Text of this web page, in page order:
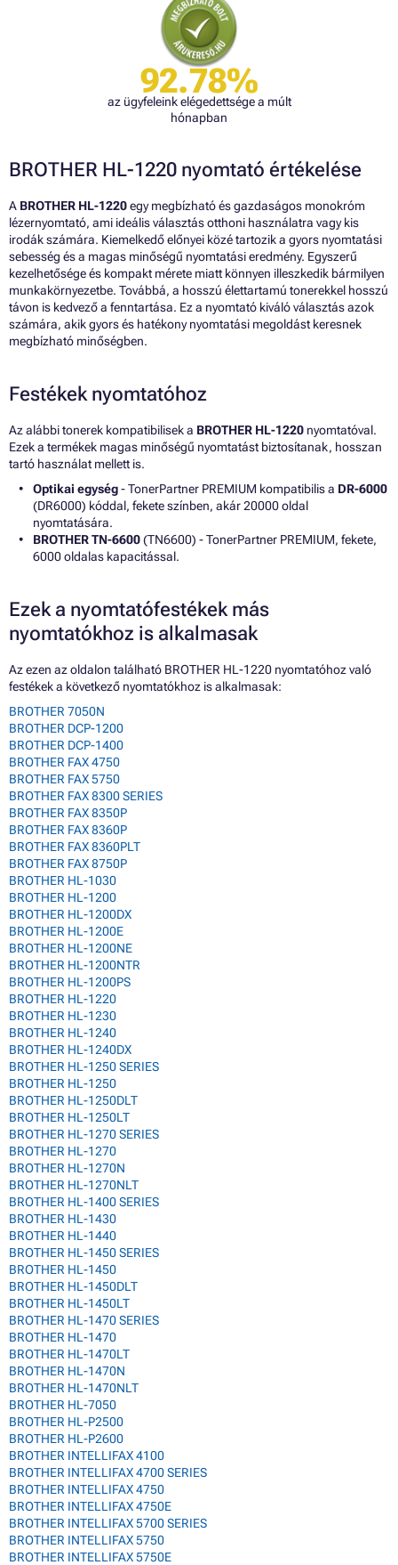
92.78%
az ügyfeleink elégedettsége a múlt
hónapban
BROTHER HL-1220 nyomtató értékelése
A BROTHER HL-1220egy megbízható és gazdaságos monokróm
lézernyomtató, ami ideális választás otthoni használatra vagy kis
irodák számára. Kiemelkedő előnyei közé tartozik a gyors nyomtatási
sebesség és a magas minőségű nyomtatási eredmény. Egyszerű
kezelhetősége és kompakt mérete miatt könnyen illeszkedik bármilyen
munkakörnyezetbe. Továbbá, a hosszú élettartamú tonerekkel hosszú
távon is kedvező a fenntartása. Ez a nyomtató kiváló választás azok
számára, akik gyors és hatékony nyomtatási megoldást keresnek
megbízható minőségben.
Festékek nyomtatóhoz
Az alábbi tonerek kompatibilisek a BROTHER HL-1220 nyomtatóval.
Ezek a termékek magas minőségű nyomtatást biztosítanak, hosszan
tartó használat mellett is.
Optikai egység- TonerPartner PREMIUM kompatibilis a DR-6000
(DR6000) kóddal, fekete színben, akár 20000 oldal
nyomtatására.
BROTHER TN-6600(TN6600) - TonerPartner PREMIUM, fekete,
6000 oldalas kapacitással.
Ezek a nyomtatófestékek más
nyomtatókhoz is alkalmasak
Az ezen az oldalon található BROTHER HL-1220 nyomtatóhoz való
festékek a következő nyomtatókhoz is alkalmasak:
BROTHER 7050N
BROTHER DCP-1200
BROTHER DCP-1400
BROTHER FAX 4750
BROTHER FAX 5750
BROTHER FAX 8300 SERIES
BROTHER FAX 8350P
BROTHER FAX 8360P
BROTHER FAX 8360PLT
BROTHER FAX 8750P
BROTHER HL-1030
BROTHER HL-1200
BROTHER HL-1200DX
BROTHER HL-1200E
BROTHER HL-1200NE
BROTHER HL-1200NTR
BROTHER HL-1200PS
BROTHER HL-1220
BROTHER HL-1230
BROTHER HL-1240
BROTHER HL-1240DX
BROTHER HL-1250 SERIES
BROTHER HL-1250
BROTHER HL-1250DLT
BROTHER HL-1250LT
BROTHER HL-1270 SERIES
BROTHER HL-1270
BROTHER HL-1270N
BROTHER HL-1270NLT
BROTHER HL-1400 SERIES
BROTHER HL-1430
BROTHER HL-1440
BROTHER HL-1450 SERIES
BROTHER HL-1450
BROTHER HL-1450DLT
BROTHER HL-1450LT
BROTHER HL-1470 SERIES
BROTHER HL-1470
BROTHER HL-1470LT
BROTHER HL-1470N
BROTHER HL-1470NLT
BROTHER HL-7050
BROTHER HL-P2500
BROTHER HL-P2600
BROTHER INTELLIFAX 4100
BROTHER INTELLIFAX 4700 SERIES
BROTHER INTELLIFAX 4750
BROTHER INTELLIFAX 4750E
BROTHER INTELLIFAX 5700 SERIES
BROTHER INTELLIFAX 5750
BROTHER INTELLIFAX 5750E